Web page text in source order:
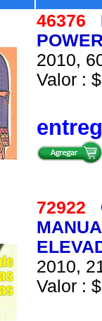
46376
2010,
Valor :
72922
2010,
Valor :